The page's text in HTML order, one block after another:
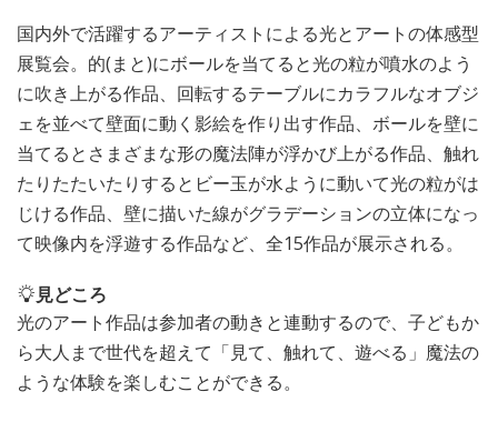
国内外で活躍するアーティストによる光とアートの体感型
展覧会。的(まと)にボールを当てると光の粒が噴水のよう
に吹き上がる作品、回転するテーブルにカラフルなオブジ
ェを並べて壁面に動く影絵を作り出す作品、ボールを壁に
当てるとさまざまな形の魔法陣が浮かび上がる作品、触れ
たりたたいたりするとビー玉が水ように動いて光の粒がは
じける作品、壁に描いた線がグラデーションの立体になっ
て映像内を浮遊する作品など、全15作品が展示される。
見どころ
光のアート作品は参加者の動きと連動するので、子どもか
ら大人まで世代を超えて「見て、触れて、遊べる」魔法の
ような体験を楽しむことができる。